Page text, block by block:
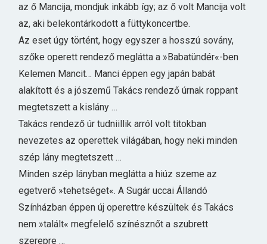
az ő Mancija, mondjuk inkább így; az ő volt Mancija volt
az, aki belekontárkodott a füttykoncertbe.
Az eset úgy történt, hogy egyszer a hosszú sovány,
szőke operett rendező meglátta a »Babatündér«-ben
Kelemen Mancit… Manci éppen egy japán babát
alakított és a jószemű Takács rendező úrnak roppant
megtetszett a kislány …
Takács rendező úr tudniillik arról volt titokban
nevezetes az operettek világában, hogy neki minden
szép lány megtetszett …
Minden szép lányban meglátta a hiúz szeme az
egetverő »tehetséget«. A Sugár uccai Állandó
Színházban éppen új operettre készültek és Takács
nem »talált« megfelelő színésznőt a szubrett
szerepre …